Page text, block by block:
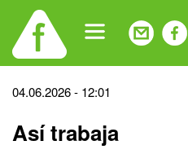
navigation
Back
top
04.06.2026 - 12:01
Así trabaja